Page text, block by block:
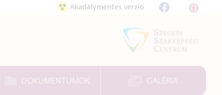
Akadálymentes verzió
DOKUMENTUMOK GALÉRIA